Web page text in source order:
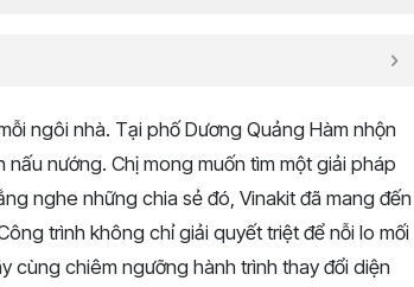
ngôi nhà. Tại phố Dương Quảng Hàm nhộn
nướng. Chị mong muốn tìm một giải pháp
nghe những chia sẻ đó, Vinakit đã mang đến
trình không chỉ giải quyết triệt để nỗi lo mối
cùng chiêm ngưỡng hành trình thay đổi diện